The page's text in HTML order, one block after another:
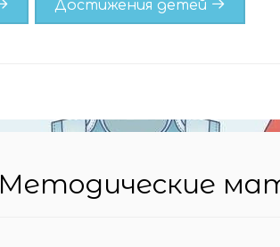
Достижения детей
Методические